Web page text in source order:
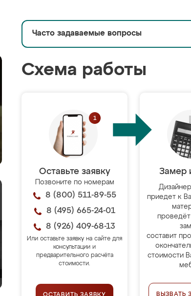
Часто задаваемые вопросы
Схема работы
Оставьте заявку
Позвоните по номерам
8 (800) 511-89-55
8 (495) 665-24-01
8 (926) 409-68-13
Или оставьте заявку на сайте для
консультации и
предварительного расчёта
стоимости.
Замер
приедет к
составит
стоимости
ВЫЗВАТЬ